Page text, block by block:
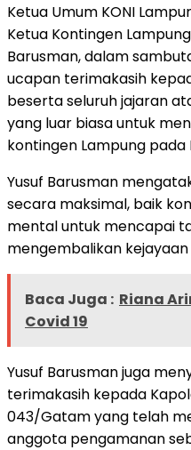
Ketua Umum KONI
Ketua Kontingen Lampung
Barusman, dalam
ucapan terimakasih
beserta seluruh jajaran
yang luar biasa untuk
kontingen Lampung pada
Yusuf Barusman
secara maksimal, baik
mental untuk mencapai
mengembalikan
Baca Juga : Riana
Covid 19
Yusuf Barusman juga
terimakasih kepada
043/Gatam yang telah
anggota pengamanan